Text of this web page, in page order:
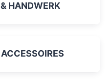
HANDWERK